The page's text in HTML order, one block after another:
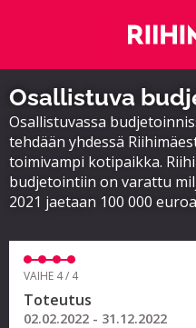
Osallistuva
Osallistuvassa
tehdään yhdessä
toimivampi kotipaikka.
budjetointiin on varattu
2021 jaetaan 100 000
VAIHE 4 / 4
Toteutus
02.02.2022 - 31.12.2022